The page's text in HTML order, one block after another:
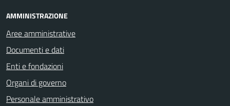
AMMINISTRAZIONE
Aree amministrative
Documenti e dati
Enti e fondazioni
Organi di governo
Personale amministrativo